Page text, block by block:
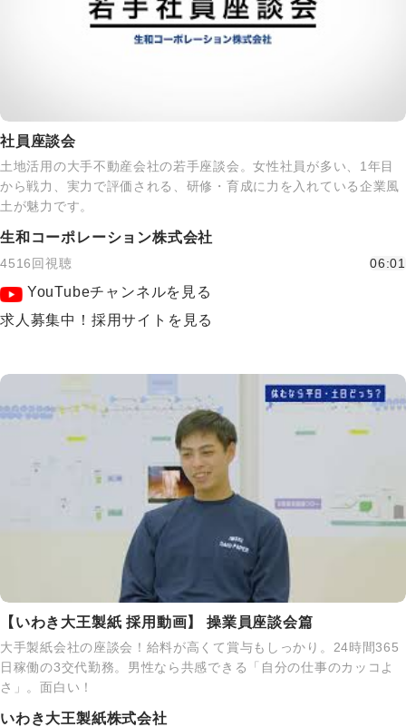
社員座談会
土地活用の大手不動産会社の若手座談会。女性社員が多い、1年目
から戦力、実力で評価される、研修・育成に力を入れている企業風
土が魅力です。
生和コーポレーション株式会社
4516回視聴 06:01
YouTubeチャンネルを見る
求人募集中！採用サイトを見る
【いわき大王製紙 採用動画】 操業員座談会篇
大手製紙会社の座談会！給料が高くて賞与もしっかり。24時間365
日稼働の3交代勤務。男性なら共感できる「自分の仕事のカッコよ
さ」。面白い！
いわき大王製紙株式会社